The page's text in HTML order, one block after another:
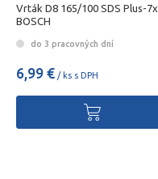
Vrták D8 165/100 SDS Plus-7x
BOSCH
do 3 pracovných dní
6,99 € / ks s DPH